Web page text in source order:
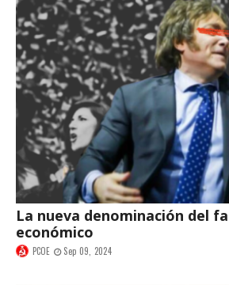
La nueva denominación del
económico
PCOE Sep 09, 2024